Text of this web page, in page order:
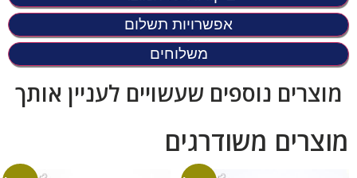
אפשרויות תשלום
משלוחים
מוצרים נוספים שעשויים לעניין אותך
מוצרים משודרגים